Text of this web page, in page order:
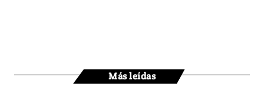
Más leídas